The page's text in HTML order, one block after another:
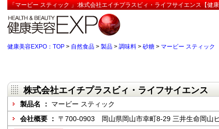
「マービー スティック 」:株式会社エイチプラスビィ・ライフサイエンス【健
健康美容EXPO：TOP > 自然食品 > 製品 > 調味料 > 砂糖 > マービー スティック
株式会社エイチプラスビィ・ライフサイエンス
製品名 ： マービー スティック
会社概要 ： 〒700-0903 岡山県岡山市幸町8-29 三井生命岡山